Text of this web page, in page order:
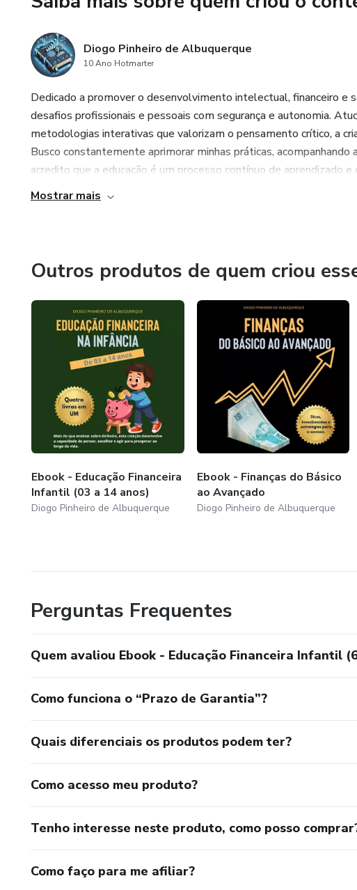
A relação entre dinheiro e consumo:
Poupar e planejar: Agora ele
Empreendedorismo infantil: Seu filho
aprendendo sobre esforço,
Virtudes essenciais: Honestidade,
inteligentes, evitar desperdícios e
Diogo Pinheiro de Albuquerque
10 Ano Hotmarter
Dedicado a promover o desenvolvimento intelectual, financeiro e
desafios profissionais e pessoais com segurança e autonomia.
metodologias interativas que valorizam o pensamento crítico, a
Busco constantemente aprimorar minhas práticas,
acredito que a educação é um processo contínuo de aprendizado
Mostrar mais
Outros produtos de quem criou
Ebook - Educação Financeira
Infantil (03 a 14 anos)
Diogo Pinheiro de Albuquerque
Ebook - Finanças do Básico
ao Avançado
Diogo Pinheiro de Albuquerque
Perguntas Frequentes
Quem avaliou Ebook - Educação Financeira Infantil
Como funciona o “Prazo de Garantia”?
Quais diferenciais os produtos podem ter?
Como acesso meu produto?
Tenho interesse neste produto, como posso
Como faço para me afiliar?